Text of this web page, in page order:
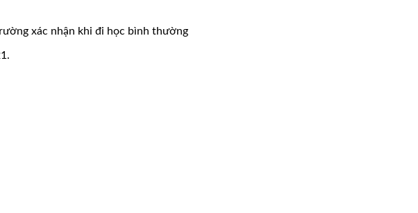
xác nhận khi đi học bình thường